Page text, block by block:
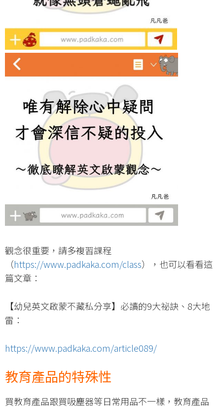
觀念很重要，請多複習課程
（https://www.padkaka.com/class），也可以看看這
篇文章：
【幼兒英文啟蒙不藏私分享】必讀的9大祕訣、8大地
雷：
https://www.padkaka.com/article089/
教育產品的特殊性
買教育產品跟買吸塵器等日常用品不一樣，教育產品